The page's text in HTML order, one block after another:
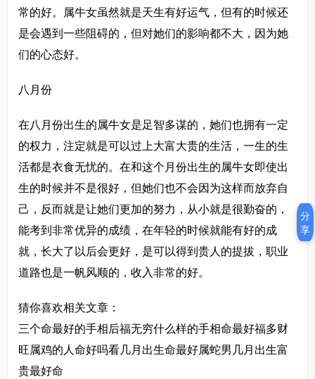
常的好。属牛女虽然就是天生有好运气，但有的时候还
是会遇到一些阻碍的，但对她们的影响都不大，因为她
们的心态好。
八月份
在八月份出生的属牛女是足智多谋的，她们也拥有一定
的权力，注定就是可以过上大富大贵的生活，一生的生
活都是衣食无忧的。在和这个月份出生的属牛女即使出
生的时候并不是很好，但她们也不会因为这样而放弃自
己，反而就是让她们更加的努力，从小就是很勤奋的，
能考到非常优异的成绩，在年轻的时候就能有好的成
就，长大了以后会更好，是可以得到贵人的提拔，职业
道路也是一帆风顺的，收入非常的好。
猜你喜欢相关文章：
三个命最好的手相后福无穷什么样的手相命最好福多财
旺属鸡的人命好吗看几月出生命最好属蛇男几月出生富
贵最好命
分
享